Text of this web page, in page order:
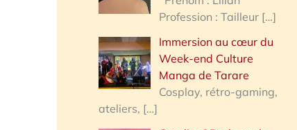
:
Profession : Tailleur […]
Immersion au cœur du
Week-end Culture
Manga de Tarare
Cosplay, rétro-gaming,
ateliers, […]